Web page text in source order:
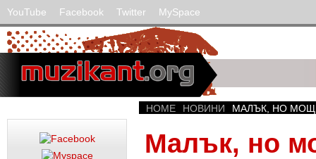
YouTube Facebook Twitter MySpace
HOME НОВИНИ МАЛЪК, НО
Малък, но